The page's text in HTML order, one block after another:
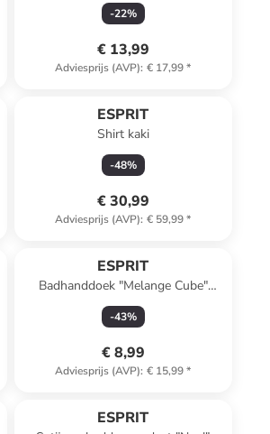
-22%
€ 13,99
Adviesprijs (AVP): € 17,99*
ESPRIT
Shirt kaki
-48%
€ 30,99
Adviesprijs (AVP): € 59,99*
ESPRIT
Badhanddoek "Melange Cube"
paars
-43%
€ 8,99
Adviesprijs (AVP): € 15,99*
ESPRIT